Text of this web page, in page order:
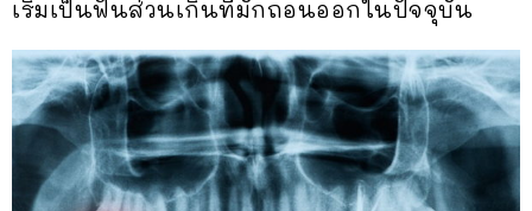
เริ่มเป็นฟันส่วนเกินที่มักถอนออกในปัจจุบัน